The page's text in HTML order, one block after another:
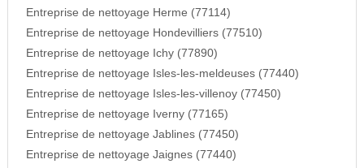
Entreprise de nettoyage Herme (77114)
Entreprise de nettoyage Hondevilliers (77510)
Entreprise de nettoyage Ichy (77890)
Entreprise de nettoyage Isles-les-meldeuses (77440)
Entreprise de nettoyage Isles-les-villenoy (77450)
Entreprise de nettoyage Iverny (77165)
Entreprise de nettoyage Jablines (77450)
Entreprise de nettoyage Jaignes (77440)